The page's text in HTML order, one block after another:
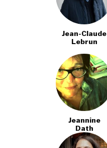
Jean-Claude
Lebrun
Jeannine
Dath